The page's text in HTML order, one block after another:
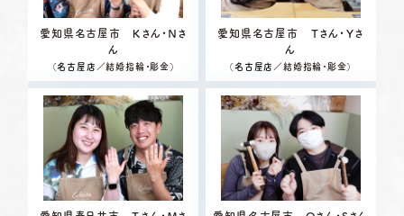
愛知県名古屋市 Ｋさん・Ｎさ
ん
（名古屋店 ／結婚指輪・彫金）
愛知県名古屋市 Ｔさん・Ｙさ
ん
（ 名古屋店 ／結婚指輪・彫金）